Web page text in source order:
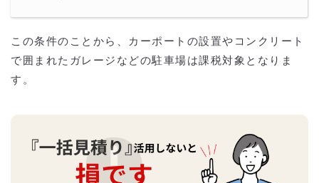
この条件のことから、カーポートの設置やコンクリート
で囲まれたガレージなどの駐車場は課税対象となりま
す。